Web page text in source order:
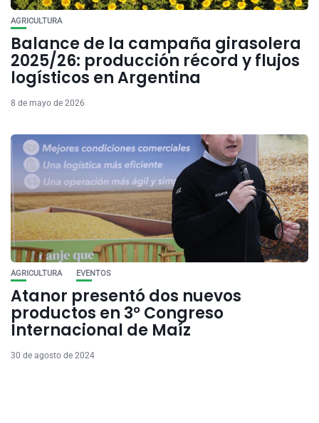
AGRICULTURA
Balance de la campaña girasolera
2025/26: producción récord y flujos
logísticos en Argentina
8 de mayo de 2026
AGRICULTURA EVENTOS
Atanor presentó dos nuevos
productos en 3° Congreso
Internacional de Maíz
30 de agosto de 2024